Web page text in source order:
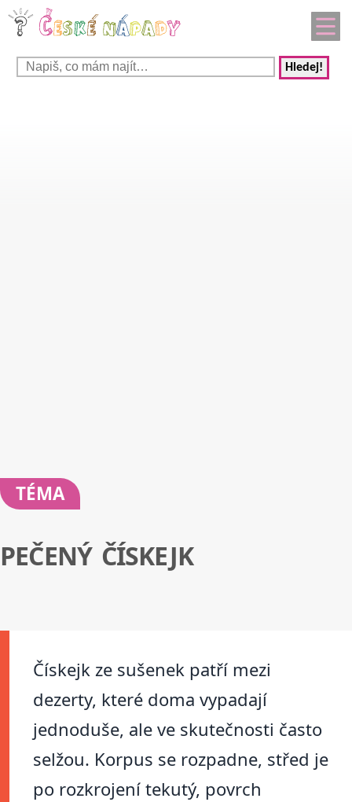
Hledej!
TÉMA
PEČENÝ ČÍSKEJK
Čískejk ze sušenek patří mezi
dezerty, které doma vypadají
jednoduše, ale ve skutečnosti často
selžou. Korpus se rozpadne, střed je
po rozkrojení tekutý, povrch